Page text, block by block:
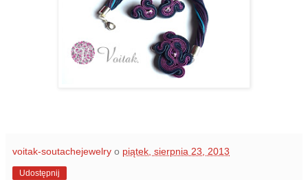
voitak-soutachejewelry o piątek, sierpnia 23, 2013
Udostępnij